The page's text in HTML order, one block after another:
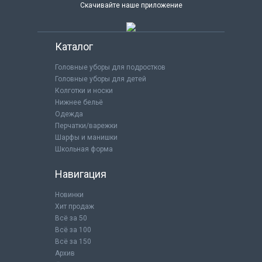
Скачивайте наше приложение
Каталог
Головные уборы для подростков
Головные уборы для детей
Колготки и носки
Нижнее бельё
Одежда
Перчатки/варежки
Шарфы и манишки
Школьная форма
Навигация
Новинки
Хит продаж
Всё за 50
Всё за 100
Всё за 150
Архив